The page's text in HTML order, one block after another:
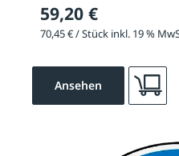
59,20 €
70,45 € / Stück inkl. 19 %
Ansehen